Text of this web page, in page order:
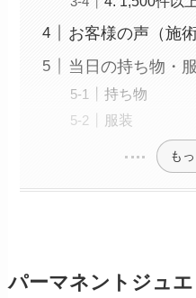
お客様の声（施
当日の持ち物・
持ち物
服装
も
パーマネントジュ